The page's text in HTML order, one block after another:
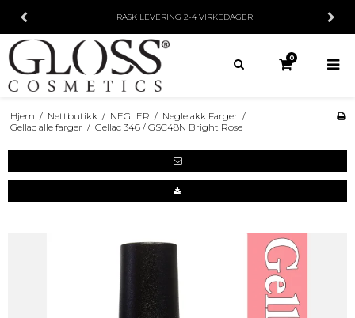
INGEN MINSTEGRENSE
0
Hjem / Nettbutikk / NEGLER / Neglelakk Farger /
Gellac alle farger / Gellac 346 / GSC48N Bright Rose